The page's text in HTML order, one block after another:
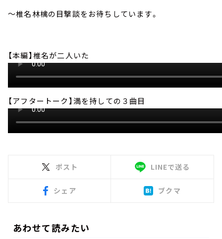
～椎名林檎の目撃談をお待ちしています。
【本編】椎名が二人いた
【アフタートーク】満を持しての３曲目
ポスト LINEで送る
シェア ブクマ
あわせて読みたい